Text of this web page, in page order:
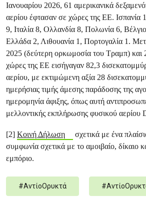
Ιανουαρίου 2026, 61 αμερικανικά
αερίου έφτασαν σε χώρες της ΕΕ. Ισπανία
9, Ιταλία 8, Ολλανδία 8, Πολωνία 6,
Ελλάδα 2, Λιθουανία 1, Πορτογαλία 1.
2025 (δεύτερη ορκωμοσία του Τραμπ) και
χώρες της ΕΕ εισήγαγαν 82,3
αερίου, με εκτιμώμενη αξία 28
ημερήσιας τιμής άμεσης παράδοσης της
ημερομηνία άφιξης, όπως αυτή
μελλοντικής εκπλήρωσης φυσικού αερίου
[2] Κοινή Δήλωση
σχετικά με ένα
συμφωνία σχετικά με το αμοιβαίο, δίκαιο
εμπόριο.
#ΑντίοΟρυκτά #